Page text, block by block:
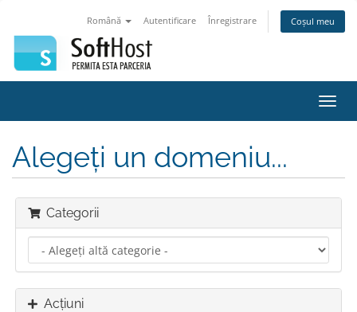
Română Autentificare Înregistrare Coșul meu
Alegeți un domeniu...
Categorii
Acțiuni